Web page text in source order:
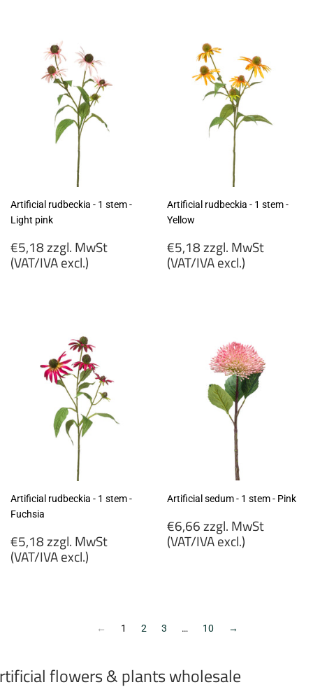
(VAT/IVA
excl.)
(VAT/IVA
excl.)
Artificial rudbeckia - 1 stem -
Light pink
Regular
price
€5,18 zzgl. MwSt
(VAT/IVA excl.)
(VAT/IVA
Artificial rudbeckia - 1 stem -
Yellow
Regular
price
€5,18 zzgl. MwSt
(VAT/IVA excl.)
Artificial rudbeckia - 1 stem -
Fuchsia
Regular
price
€5,18 zzgl. MwSt
(VAT/IVA excl.)
Artificial sedum - 1 stem - Pink
Regular
price
€6,66 zzgl. MwSt
(VAT/IVA excl.)
excl.)
← 1 2 3 … 10 →
flowers & plants wholesale